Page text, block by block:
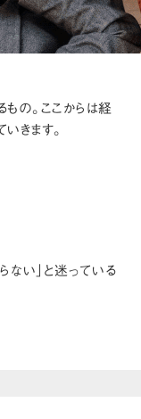
の。ここからは経
きます。
ない」と迷っている